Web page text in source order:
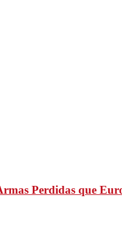
Perdidas que